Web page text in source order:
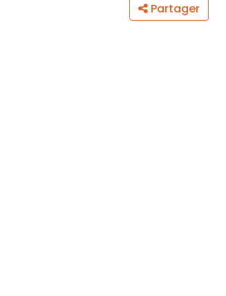
Partager